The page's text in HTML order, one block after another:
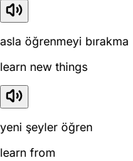
asla öğrenmeyi bırakma
learn new things
yeni şeyler öğren
learn from